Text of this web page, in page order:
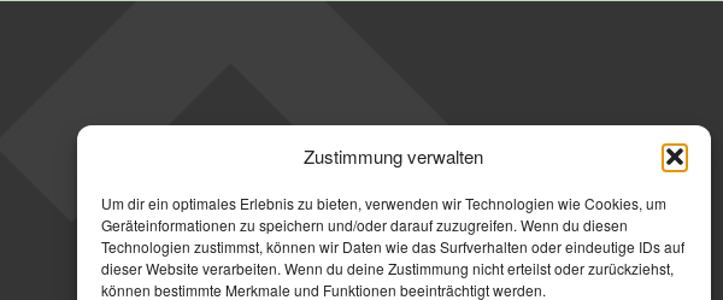
Zustimmung verwalten
Um dir ein optimales Erlebnis zu bieten, verwenden wir Technologien wie Cookies, um
Geräteinformationen zu speichern und/oder darauf zuzugreifen. Wenn du diesen
Technologien zustimmst, können wir Daten wie das Surfverhalten oder eindeutige IDs auf
dieser Website verarbeiten. Wenn du deine Zustimmung nicht erteilst oder zurückziehst,
können bestimmte Merkmale und Funktionen beeinträchtigt werden.